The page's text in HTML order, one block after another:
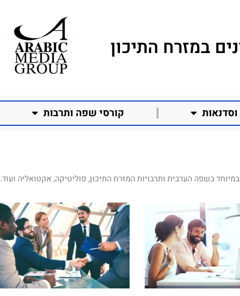
במזרח התיכון
קורסי שפה ותרבות
בשפה הערבית ותרבויות המזרח התיכון, פוליטיקה, אקטואליה ועוד.